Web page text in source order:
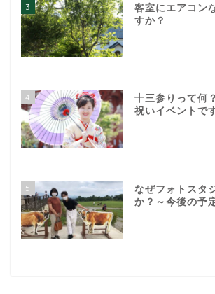
3
客室にエアコン
すか？
4
十三参りって何
祝いイベントで
5
なぜフォトスタ
か？～今後の予